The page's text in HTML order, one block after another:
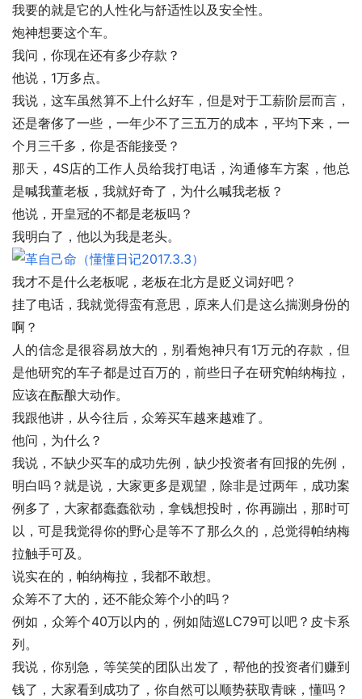
我要的就是它的人性化与舒适性以及安全性。
炮神想要这个车。
我问，你现在还有多少存款？
他说，1万多点。
我说，这车虽然算不上什么好车，但是对于工薪阶层而言，
还是奢侈了一些，一年少不了三五万的成本，平均下来，一
个月三千多，你是否能接受？
那天，4S店的工作人员给我打电话，沟通修车方案，他总
是喊我董老板，我就好奇了，为什么喊我老板？
他说，开皇冠的不都是老板吗？
我明白了，他以为我是老头。
我才不是什么老板呢，老板在北方是贬义词好吧？
挂了电话，我就觉得蛮有意思，原来人们是这么揣测身份的
啊？
人的信念是很容易放大的，别看炮神只有1万元的存款，但
是他研究的车子都是过百万的，前些日子在研究帕纳梅拉，
应该在酝酿大动作。
我跟他讲，从今往后，众筹买车越来越难了。
他问，为什么？
我说，不缺少买车的成功先例，缺少投资者有回报的先例，
明白吗？就是说，大家更多是观望，除非是过两年，成功案
例多了，大家都蠢蠢欲动，拿钱想投时，你再蹦出，那时可
以，可是我觉得你的野心是等不了那么久的，总觉得帕纳梅
拉触手可及。
说实在的，帕纳梅拉，我都不敢想。
众筹不了大的，还不能众筹个小的吗？
例如，众筹个40万以内的，例如陆巡LC79可以吧？皮卡系
列。
我说，你别急，等笑笑的团队出发了，帮他的投资者们赚到
钱了，大家看到成功了，你自然可以顺势获取青睐，懂吗？